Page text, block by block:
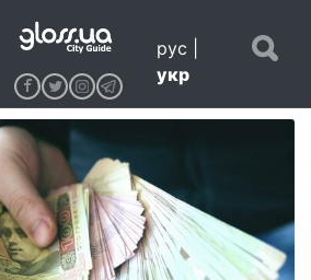
рус
укр